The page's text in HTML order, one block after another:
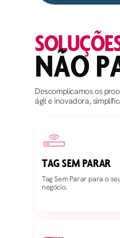
NÃO
Descomplicamos os
ágil e inovadora,
TAG SEM PARAR
Tag Sem Parar para o
negócio.